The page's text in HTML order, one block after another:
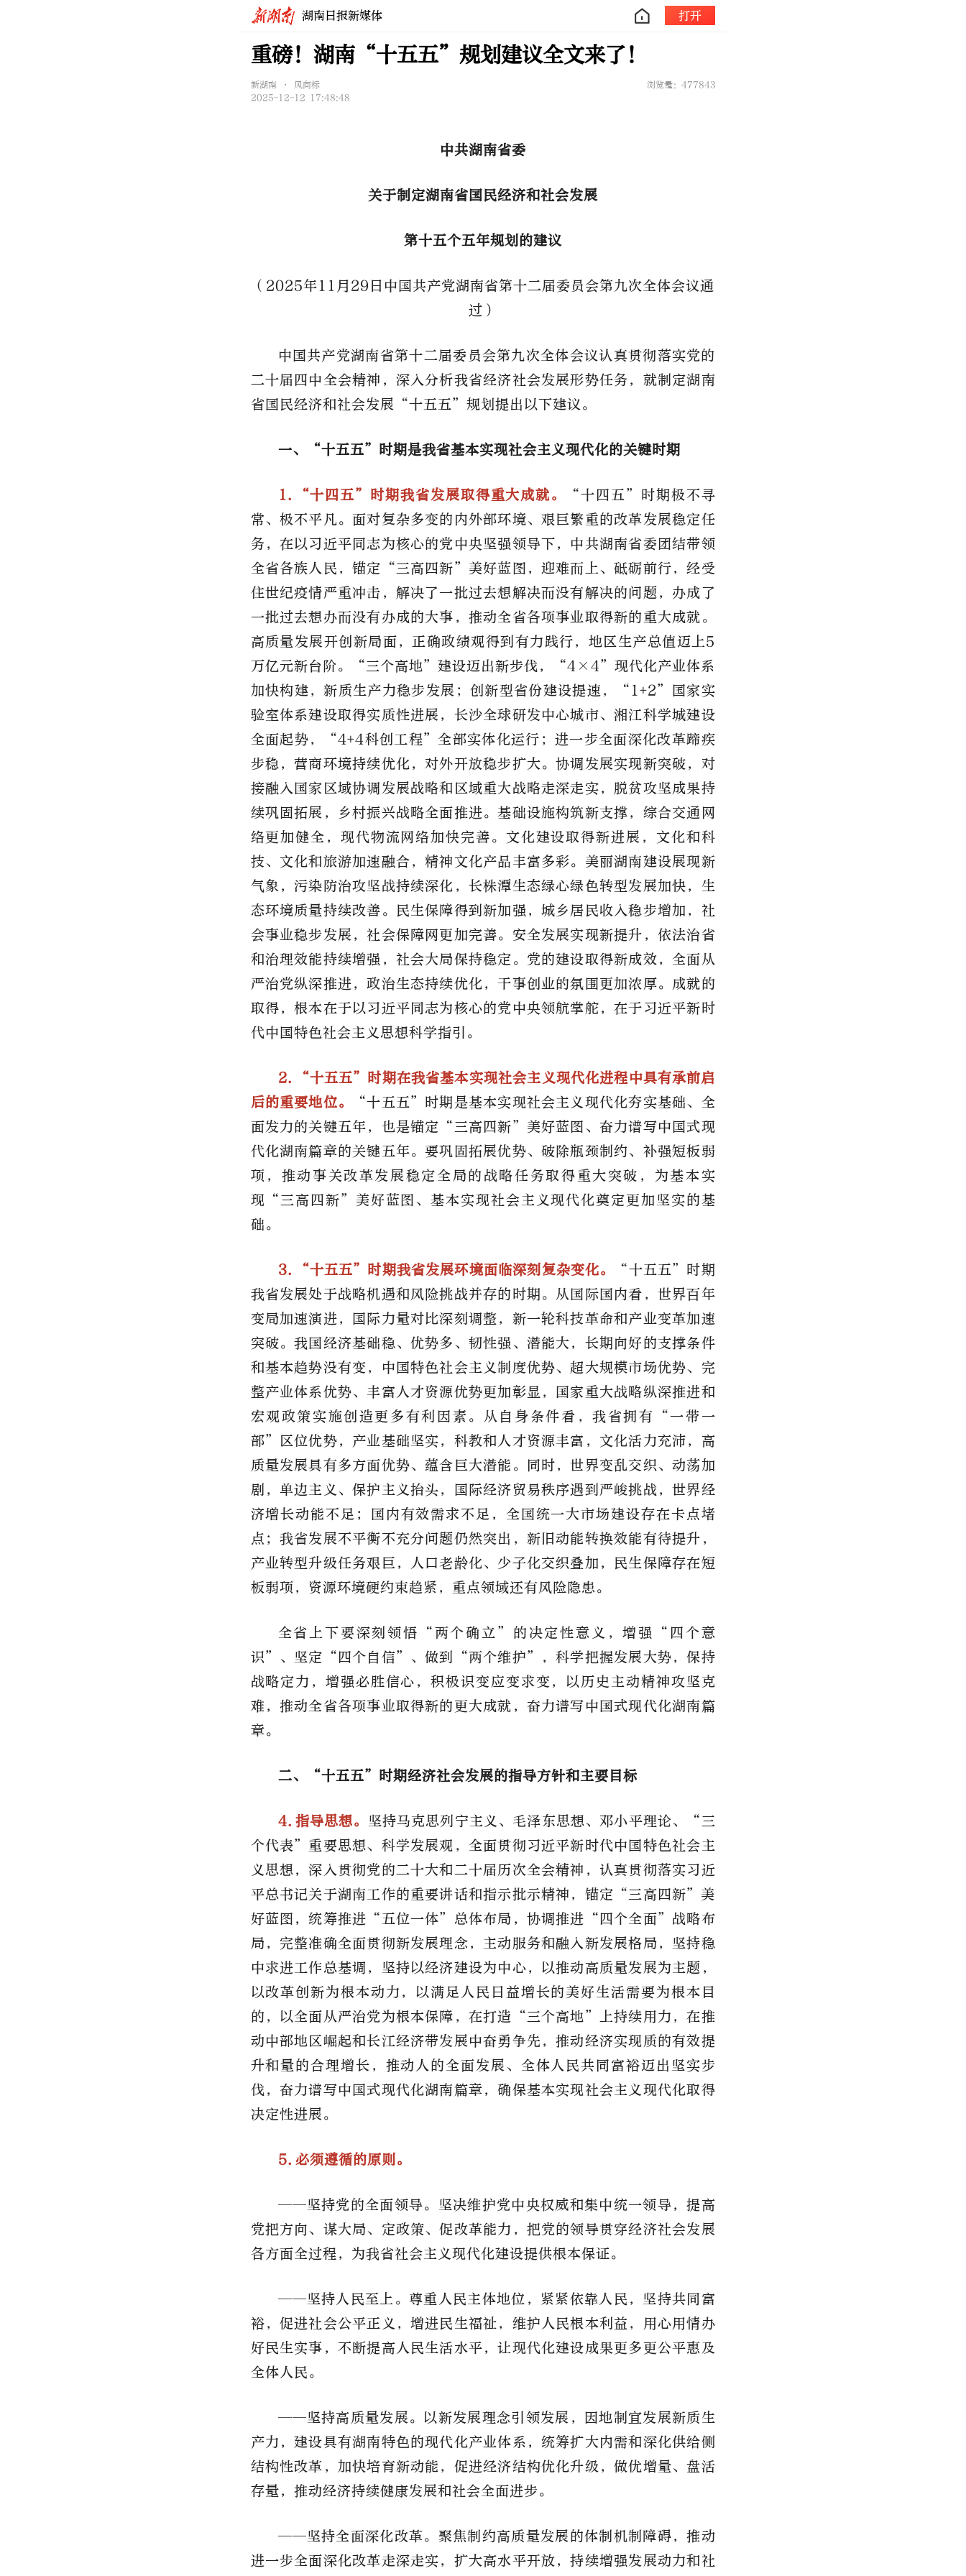
湖南日报新媒体 打开
重磅！湖南“十五五”规划建议全文来了！
新湖南 • 风向标
浏览量：477843
2025-12-12 17:48:48
中共湖南省委
关于制定湖南省国民经济和社会发展
第十五个五年规划的建议
（2025年11月29日中国共产党湖南省第十二届委员会第九次全体会议通
过）
中国共产党湖南省第十二届委员会第九次全体会议认真贯彻落实党的
二十届四中全会精神，深入分析我省经济社会发展形势任务，就制定湖南
省国民经济和社会发展“十五五”规划提出以下建议。
一、“十五五”时期是我省基本实现社会主义现代化的关键时期
1.“十四五”时期我省发展取得重大成就。
“十四五”时期极不寻
常、极不平凡。面对复杂多变的内外部环境、艰巨繁重的改革发展稳定任
务，在以习近平同志为核心的党中央坚强领导下，中共湖南省委团结带领
全省各族人民，锚定“三高四新”美好蓝图，迎难而上、砥砺前行，经受
住世纪疫情严重冲击，解决了一批过去想解决而没有解决的问题，办成了
一批过去想办而没有办成的大事，推动全省各项事业取得新的重大成就。
高质量发展开创新局面，正确政绩观得到有力践行，地区生产总值迈上5
万亿元新台阶。“三个高地”建设迈出新步伐，“4×4”现代化产业体系
加快构建，新质生产力稳步发展；创新型省份建设提速，“1+2”国家实
验室体系建设取得实质性进展，长沙全球研发中心城市、湘江科学城建设
全面起势，“4+4科创工程”全部实体化运行；进一步全面深化改革蹄疾
步稳，营商环境持续优化，对外开放稳步扩大。协调发展实现新突破，对
接融入国家区域协调发展战略和区域重大战略走深走实，脱贫攻坚成果持
续巩固拓展，乡村振兴战略全面推进。基础设施构筑新支撑，综合交通网
络更加健全，现代物流网络加快完善。文化建设取得新进展，文化和科
技、文化和旅游加速融合，精神文化产品丰富多彩。美丽湖南建设展现新
气象，污染防治攻坚战持续深化，长株潭生态绿心绿色转型发展加快，生
态环境质量持续改善。民生保障得到新加强，城乡居民收入稳步增加，社
会事业稳步发展，社会保障网更加完善。安全发展实现新提升，依法治省
和治理效能持续增强，社会大局保持稳定。党的建设取得新成效，全面从
严治党纵深推进，政治生态持续优化，干事创业的氛围更加浓厚。成就的
取得，根本在于以习近平同志为核心的党中央领航掌舵，在于习近平新时
代中国特色社会主义思想科学指引。
2.“十五五”时期在我省基本实现社会主义现代化进程中具有承前启
后的重要地位。
“十五五”时期是基本实现社会主义现代化夯实基础、全
面发力的关键五年，也是锚定“三高四新”美好蓝图、奋力谱写中国式现
代化湖南篇章的关键五年。要巩固拓展优势、破除瓶颈制约、补强短板弱
项，推动事关改革发展稳定全局的战略任务取得重大突破，为基本实
现“三高四新”美好蓝图、基本实现社会主义现代化奠定更加坚实的基
础。
3.“十五五”时期我省发展环境面临深刻复杂变化。
“十五五”时期
我省发展处于战略机遇和风险挑战并存的时期。从国际国内看，世界百年
变局加速演进，国际力量对比深刻调整，新一轮科技革命和产业变革加速
突破。我国经济基础稳、优势多、韧性强、潜能大，长期向好的支撑条件
和基本趋势没有变，中国特色社会主义制度优势、超大规模市场优势、完
整产业体系优势、丰富人才资源优势更加彰显，国家重大战略纵深推进和
宏观政策实施创造更多有利因素。从自身条件看，我省拥有“一带一
部”区位优势，产业基础坚实，科教和人才资源丰富，文化活力充沛，高
质量发展具有多方面优势、蕴含巨大潜能。同时，世界变乱交织、动荡加
剧，单边主义、保护主义抬头，国际经济贸易秩序遇到严峻挑战，世界经
济增长动能不足；国内有效需求不足，全国统一大市场建设存在卡点堵
点；我省发展不平衡不充分问题仍然突出，新旧动能转换效能有待提升，
产业转型升级任务艰巨，人口老龄化、少子化交织叠加，民生保障存在短
板弱项，资源环境硬约束趋紧，重点领域还有风险隐患。
全省上下要深刻领悟“两个确立”的决定性意义，增强“四个意
识”、坚定“四个自信”、做到“两个维护”，科学把握发展大势，保持
战略定力，增强必胜信心，积极识变应变求变，以历史主动精神攻坚克
难，推动全省各项事业取得新的更大成就，奋力谱写中国式现代化湖南篇
章。
二、“十五五”时期经济社会发展的指导方针和主要目标
4.指导思想。
坚持马克思列宁主义、毛泽东思想、邓小平理论、“三
个代表”重要思想、科学发展观，全面贯彻习近平新时代中国特色社会主
义思想，深入贯彻党的二十大和二十届历次全会精神，认真贯彻落实习近
平总书记关于湖南工作的重要讲话和指示批示精神，锚定“三高四新”美
好蓝图，统筹推进“五位一体”总体布局，协调推进“四个全面”战略布
局，完整准确全面贯彻新发展理念，主动服务和融入新发展格局，坚持稳
中求进工作总基调，坚持以经济建设为中心，以推动高质量发展为主题，
以改革创新为根本动力，以满足人民日益增长的美好生活需要为根本目
的，以全面从严治党为根本保障，在打造“三个高地”上持续用力，在推
动中部地区崛起和长江经济带发展中奋勇争先，推动经济实现质的有效提
升和量的合理增长，推动人的全面发展、全体人民共同富裕迈出坚实步
伐，奋力谱写中国式现代化湖南篇章，确保基本实现社会主义现代化取得
决定性进展。
5.必须遵循的原则。
——坚持党的全面领导。坚决维护党中央权威和集中统一领导，提高
党把方向、谋大局、定政策、促改革能力，把党的领导贯穿经济社会发展
各方面全过程，为我省社会主义现代化建设提供根本保证。
——坚持人民至上。尊重人民主体地位，紧紧依靠人民，坚持共同富
裕，促进社会公平正义，增进民生福祉，维护人民根本利益，用心用情办
好民生实事，不断提高人民生活水平，让现代化建设成果更多更公平惠及
全体人民。
——坚持高质量发展。以新发展理念引领发展，因地制宜发展新质生
产力，建设具有湖南特色的现代化产业体系，统筹扩大内需和深化供给侧
结构性改革，加快培育新动能，促进经济结构优化升级，做优增量、盘活
存量，推动经济持续健康发展和社会全面进步。
——坚持全面深化改革。聚焦制约高质量发展的体制机制障碍，推动
进一步全面深化改革走深走实，扩大高水平开放，持续增强发展动力和社